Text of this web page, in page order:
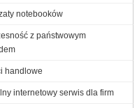
notebooków
z państwowym
handlowe
internetowy serwis dla firm